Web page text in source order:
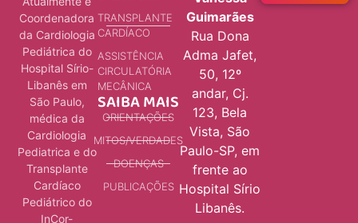
Coordenadora
da Cardiologia
Pediátrica do
Hospital Sírio-
Libanês em
São Paulo,
médica da
Cardiologia
Pediatrica e do
Transplante
Cardíaco
Pediátrico do
InCor-
TRANSPLANTE
CARDÍACO
ASSISTÊNCIA
CIRCULATÓRIA
MECÂNICA
SAIBA MAIS
ORIENTAÇÕES
MITOS/VERDADES
DOENÇAS
PUBLICAÇÕES
Guimarães
Rua Dona
Adma Jafet,
50, 12º
andar, Cj.
123, Bela
Vista, São
Paulo-SP, em
frente ao
Hospital Sírio
Libanês.